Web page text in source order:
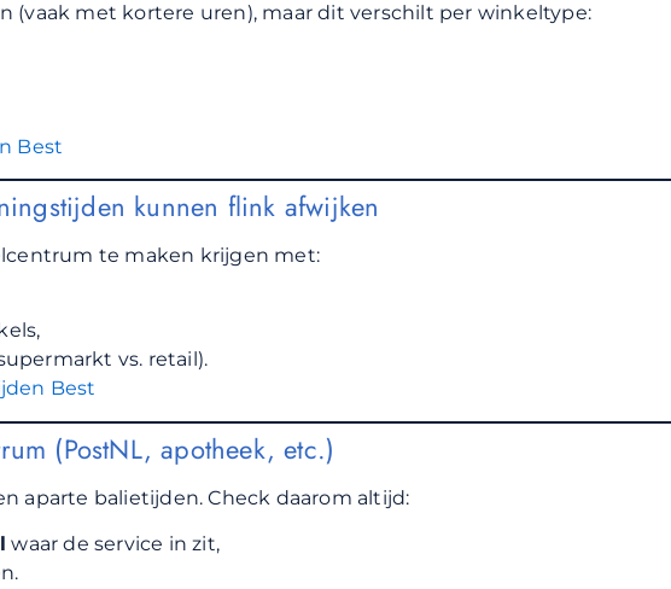
(vaak met kortere uren), maar dit verschilt per winkeltype:
Best
kunnen flink afwijken
te maken krijgen met:
vs. retail).
Best
(PostNL, apotheek, etc.)
aparte balietijden. Check daarom altijd:
waar de service in zit,